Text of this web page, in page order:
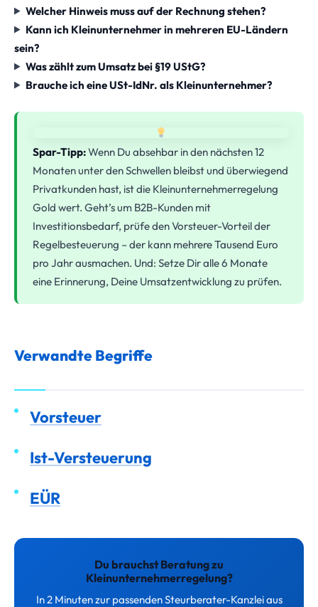
Welcher Hinweis muss auf der Rechnung stehen?
Kann ich Kleinunternehmer in mehreren EU-Ländern
sein?
Was zählt zum Umsatz bei §19 UStG?
Brauche ich eine USt-IdNr. als Kleinunternehmer?
Spar-Tipp:Wenn Du absehbar in den nächsten 12
Monaten unter den Schwellen bleibst und überwiegend
Privatkunden hast, ist die Kleinunternehmerregelung
Gold wert. Geht’s um B2B-Kunden mit
Investitionsbedarf, prüfe den Vorsteuer-Vorteil der
Regelbesteuerung – der kann mehrere Tausend Euro
pro Jahr ausmachen. Und: Setze Dir alle 6 Monate
eine Erinnerung, Deine Umsatzentwicklung zu prüfen.
Verwandte Begriffe
Vorsteuer
Ist-Versteuerung
EÜR
Du brauchst Beratung zu
Kleinunternehmerregelung?
In 2 Minuten zur passenden Steurberater-Kanzlei aus